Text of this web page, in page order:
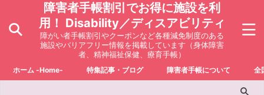
障害者手帳割引でお得に施設を利
用！ Disability／ディスアビリティ
障がい者手帳割引やクーポンなど各種減免制度のある
施設やバリアフリー情報を掲載しています（身体障害
者、精神福祉保健、療育手帳）
ホーム -Home- 特集記事・ブログ 障害者手帳について 全